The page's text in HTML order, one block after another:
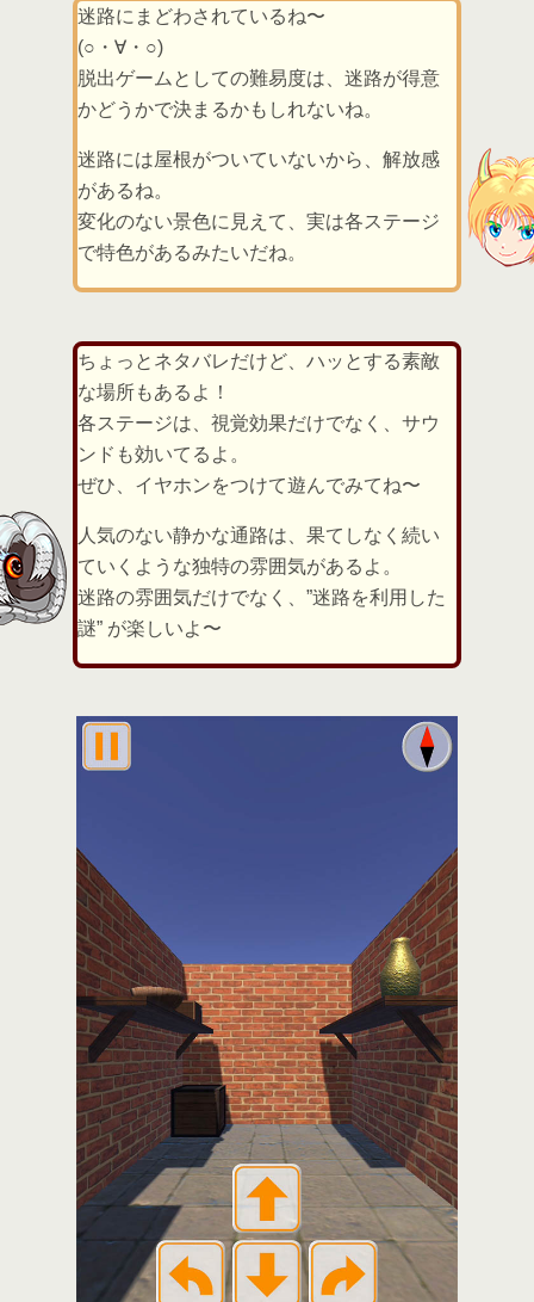
迷路にまどわされているね〜
(○・∀・○)
脱出ゲームとしての難易度は、迷路が得意
かどうかで決まるかもしれないね。
迷路には屋根がついていないから、解放感
があるね。
変化のない景色に見えて、実は各ステージ
で特色があるみたいだね。
ちょっとネタバレだけど、ハッとする素敵
な場所もあるよ！
各ステージは、視覚効果だけでなく、サウ
ンドも効いてるよ。
ぜひ、イヤホンをつけて遊んでみてね〜
人気のない静かな通路は、果てしなく続い
ていくような独特の雰囲気があるよ。
迷路の雰囲気だけでなく、”迷路を利用した
謎” が楽しいよ〜